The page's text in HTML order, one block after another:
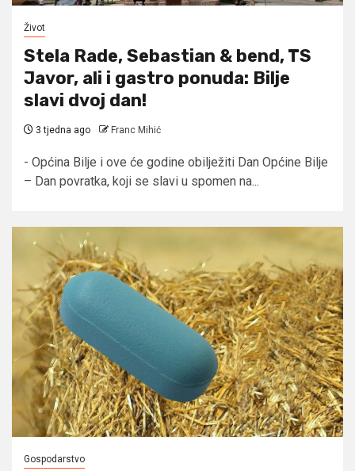
Život
Stela Rade, Sebastian & bend, TS
Javor, ali i gastro ponuda: Bilje
slavi dvoj dan!
3 tjedna ago Franc Mihić
- Općina Bilje i ove će godine obilježiti Dan Općine Bilje
– Dan povratka, koji se slavi u spomen na...
Gospodarstvo